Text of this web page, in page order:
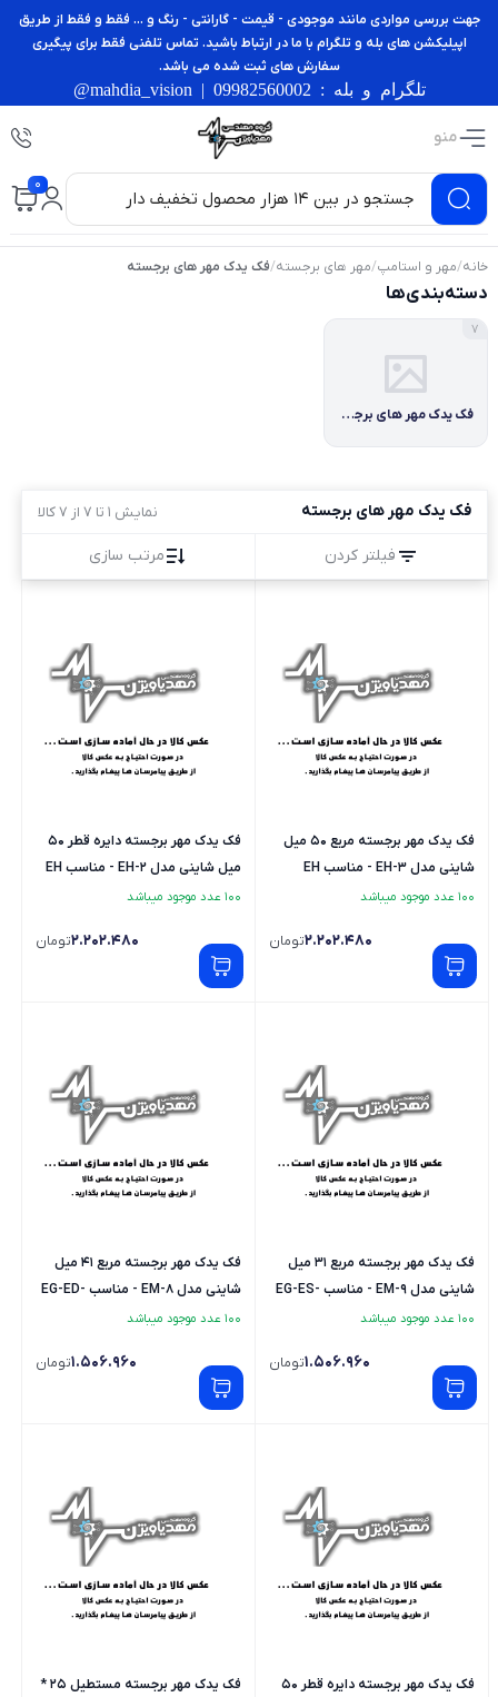
جهت بررسی مواردی مانند موجودی - قیمت - گارانتی - رنگ و ... فقط و فقط از طریق
اپیلیکشن های بله و تلگرام با ما در ارتباط باشید. تماس تلفنی فقط برای پیگیری
سفارش های ثبت شده می باشد.
تلگرام و بله : 09982560002 | mahdia_vision@
منو
0
خانه/مهر و استامپ/مهر های برجسته/فک یدک مهر های برجسته
دسته‌بندی‌ها
7
فک یدک مهر های برجسته برند شاینی
فک یدک مهر های برجسته نمایش 1 تا 7 از 7 کالا
فیلتر کردن مرتب سازی
فک یدک مهر برجسته مربع 50 میل
شاینی مدل EH-3 - مناسب EH
100 عدد موجود میباشد
2.202.480تومان
فک یدک مهر برجسته دایره قطر 50
میل شاینی مدل EH-2 - مناسب EH
100 عدد موجود میباشد
2.202.480تومان
فک یدک مهر برجسته مربع 31 میل
شاینی مدل EM-9 - مناسب EG-ES-
EM
100 عدد موجود میباشد
1.506.960تومان
فک یدک مهر برجسته مربع 41 میل
شاینی مدل EM-8 - مناسب EG-ED-
ES-EM
100 عدد موجود میباشد
1.506.960تومان
فک یدک مهر برجسته دایره قطر 50
فک یدک مهر برجسته مستطیل 25 *